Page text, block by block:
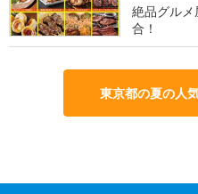
絶品グル
合！
東京都の夏の人